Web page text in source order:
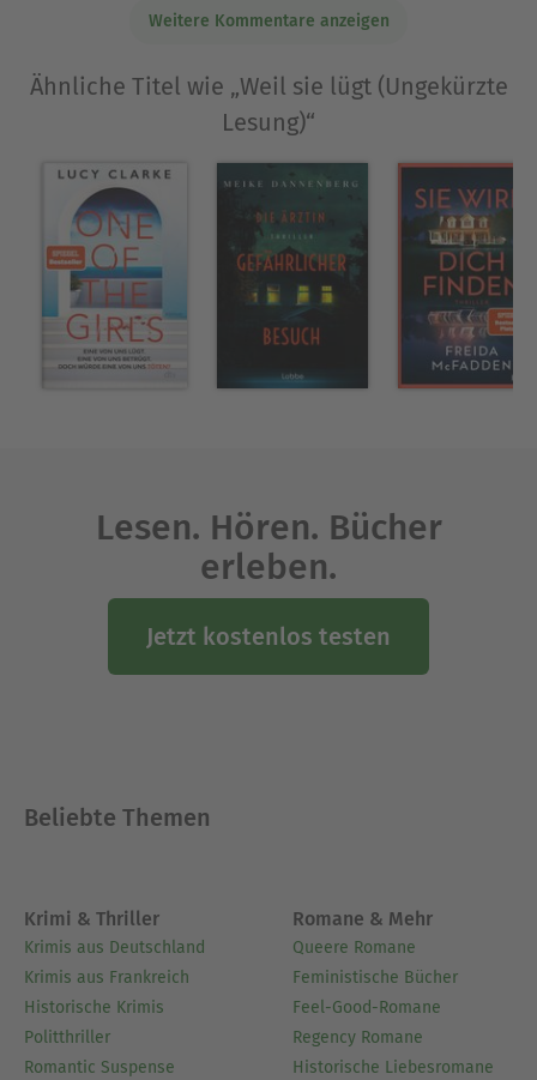
Weitere Kommentare anzeigen
Ähnliche Titel wie „Weil sie lügt (Ungekürzte
Lesung)“
Lesen. Hören. Bücher
erleben.
Jetzt kostenlos testen
Beliebte Themen
Krimi & Thriller
Krimis aus Deutschland
Krimis aus Frankreich
Historische Krimis
Politthriller
Romantic Suspense
Romane & Mehr
Queere Romane
Feministische Bücher
Feel-Good-Romane
Regency Romane
Historische Liebesromane